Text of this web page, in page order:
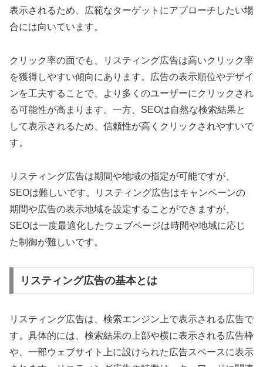
表示されるため、広範なターゲットにアプローチしたい場
合には向いています。
クリック率の面でも、リスティング広告は高いクリック率
を獲得しやすい傾向にあります。広告の表示順位やデザイ
ンを工夫することで、より多くのユーザーにクリックされ
る可能性が高まります。一方、SEOは自然な検索結果と
して表示されるため、信頼性が高くクリックされやすいで
す。
リスティング広告は期間や地域の指定が可能ですが、
SEOは難しいです。リスティング広告はキャンペーンの
期間や広告の表示地域を設定することができますが、
SEOは一度最適化したウェブページは時間や地域に応じ
た制御が難しいです。
リスティング広告の基本とは
リスティング広告は、検索エンジン上で表示される広告で
す。具体的には、検索結果の上部や横に表示される広告枠
や、一部ウェブサイト上に設けられた広告スペースに表示